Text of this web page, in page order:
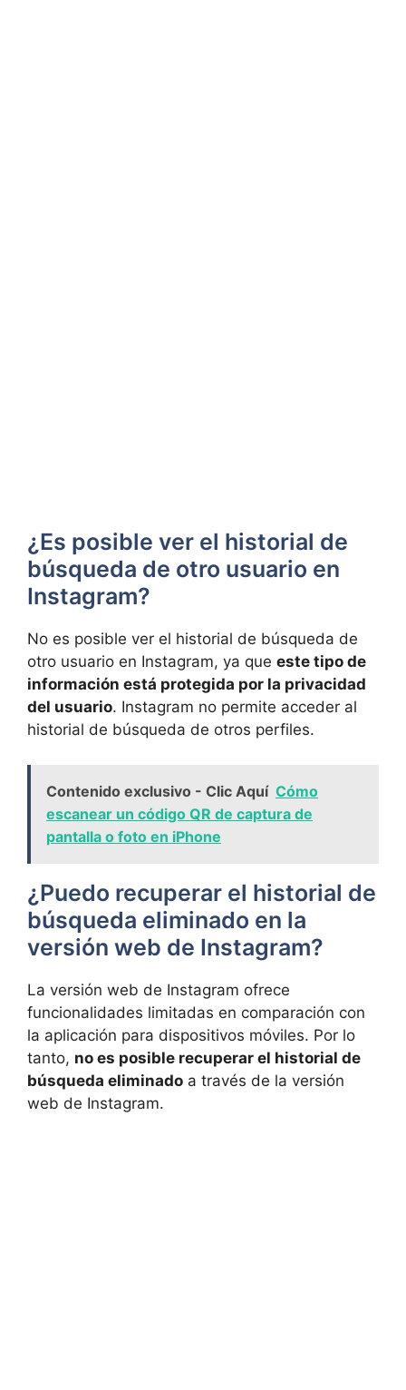
¿Es posible ver el historial de
búsqueda de otro usuario en​
Instagram?
No ‌es posible ver el historial ‍de‍ búsqueda de
otro ‍usuario en ⁤Instagram, ya que este tipo de
información está protegida por la privacidad
del usuario. Instagram no permite acceder al
historial de búsqueda de ⁤otros perfiles.
Contenido exclusivo - Clic Aquí Cómo
escanear un código QR de captura de
pantalla o foto en iPhone
¿Puedo recuperar el historial de
búsqueda eliminado en la
versión web de ‌Instagram?
La versión web de Instagram ofrece
funcionalidades limitadas en comparación con
la aplicación para dispositivos móviles. Por lo‍
tanto, no es posible recuperar el historial ⁢de
búsqueda eliminado a través‍ de la ‍versión
web de Instagram.